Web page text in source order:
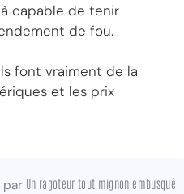
capable de tenir
de fou.
font vraiment de la
et les prix
par Un ragoteur tout mignon embusqué